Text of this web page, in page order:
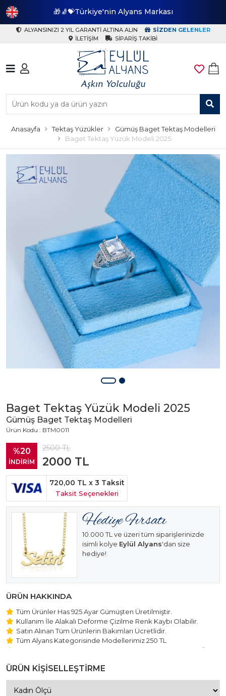
🎁🧦💝Türkiye'nin Alyans Markası
ALYANSINIZI 2 YIL GARANTI ALTINA ALIN
SIZDEN GELENLER
İLETIŞIM
SIPARIŞ TAKIBI
Anasayfa Tektaş Yüzükler
Gümüş Baget Tektaş Modelleri
Baget Tektaş Yüzük Modeli 2025
Baget Tektaş Yüzük Modeli 2025
Gümüş Baget Tektaş Modelleri
Ürün Kodu : BTM0011
%20
İNDİRİM
2500TL
2000 TL
720,00 TL x 3 Taksit
Taksit Seçenekleri
10.000 TL ve üzeri tüm siparişlerinizde
isimli kolye Eylül Alyans'dan size
hediye!
ÜRÜN HAKKINDA
Tüm Ürünler Has 925 Ayar Gümüşten Üretilmiştir.
Kullanım İle Alakalı Deforme Çizilme Renk Kaybı Olabilir.
Satın Alınan Tüm Ürünlerin Bakımları Ücretlidir.
Tüm Alyans Kategorisinde Modellerimiz 250 TL
Beştaş Tektaş Kolye ve Bileklik Modellerimiz 150 TL Sabit Ücret
ÜRÜN KİŞİSELLEŞTİRME